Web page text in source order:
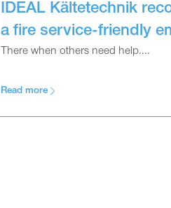
IDEAL Kältetechnik
a fire service-friendly
There when others need help....
Read more